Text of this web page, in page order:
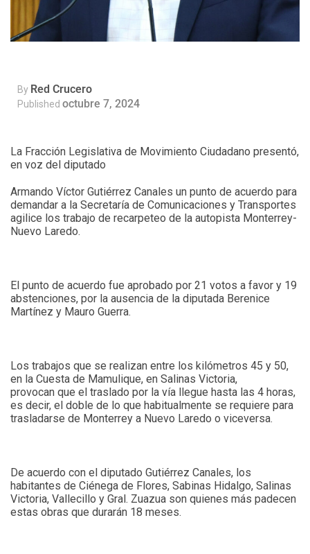
By Red Crucero
Published octubre 7, 2024
La Fracción Legislativa de Movimiento Ciudadano presentó,
en voz del diputado
Armando Víctor Gutiérrez Canales un punto de acuerdo para
demandar a la Secretaría de Comunicaciones y Transportes
agilice los trabajo de recarpeteo de la autopista Monterrey-
Nuevo Laredo.
El punto de acuerdo fue aprobado por 21 votos a favor y 19
abstenciones, por la ausencia de la diputada Berenice
Martínez y Mauro Guerra.
Los trabajos que se realizan entre los kilómetros 45 y 50,
en la Cuesta de Mamulique, en Salinas Victoria,
provocan que el traslado por la vía llegue hasta las 4 horas,
es decir, el doble de lo que habitualmente se requiere para
trasladarse de Monterrey a Nuevo Laredo o viceversa.
De acuerdo con el diputado Gutiérrez Canales, los
habitantes de Ciénega de Flores, Sabinas Hidalgo, Salinas
Victoria, Vallecillo y Gral. Zuazua son quienes más padecen
estas obras que durarán 18 meses.